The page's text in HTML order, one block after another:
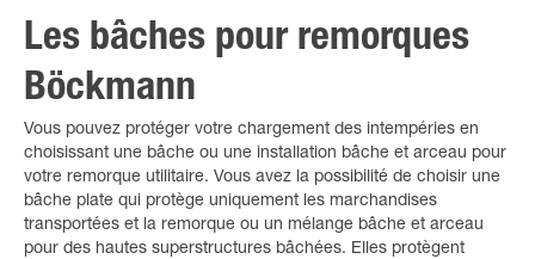
Les bâches pour remorques
Böckmann
Vous pouvez protéger votre chargement des intempéries en
choisissant une bâche ou une installation bâche et arceau pour
votre remorque utilitaire. Vous avez la possibilité de choisir une
bâche plate qui protège uniquement les marchandises
transportées et la remorque ou un mélange bâche et arceau
pour des hautes superstructures bâchées. Elles protègent